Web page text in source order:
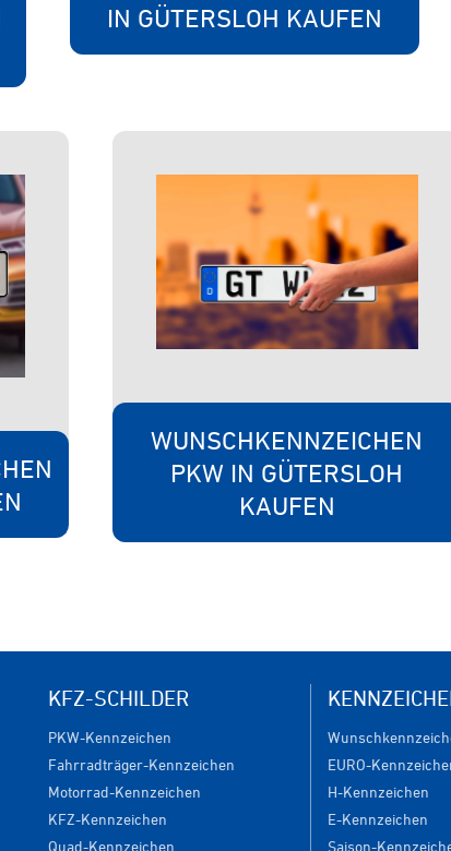
IN GÜTERSLOH KAUFEN
WUNSCHKENNZEICHEN
PKW IN GÜTERSLOH
KAUFEN
KFZ-SCHILDER
PKW-Kennzeichen
Fahrradträger-Kennzeichen
Motorrad-Kennzeichen
KFZ-Kennzeichen
Quad-Kennzeichen
EURO-
H-Kennzeichen
E-Kennzeichen
Saison-